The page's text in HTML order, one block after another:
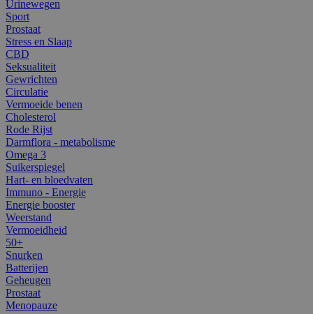
Urinewegen
Sport
Prostaat
Stress en Slaap
CBD
Seksualiteit
Gewrichten
Circulatie
Vermoeide benen
Cholesterol
Rode Rijst
Darmflora - metabolisme
Omega 3
Suikerspiegel
Hart- en bloedvaten
Immuno - Energie
Energie booster
Weerstand
Vermoeidheid
50+
Snurken
Batterijen
Geheugen
Prostaat
Menopauze